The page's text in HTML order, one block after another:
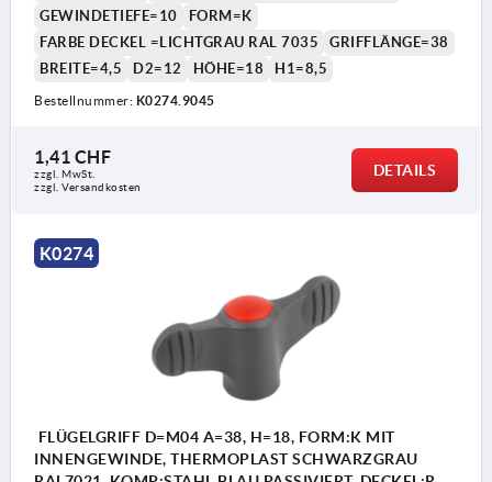
GEWINDETIEFE=10
FORM=K
FARBE DECKEL =LICHTGRAU RAL 7035
GRIFFLÄNGE=38
BREITE=4,5
D2=12 HÖHE=18 H1=8,5
Bestellnummer: K0274.9045
1,41 CHF
zzgl. MwSt.
zzgl. Versandkosten
DETAILS
K0274
FLÜGELGRIFF D=M04 A=38, H=18, FORM:K MIT
INNENGEWINDE, THERMOPLAST SCHWARZGRAU